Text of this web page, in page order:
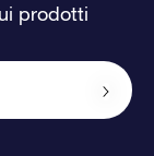
prodotti